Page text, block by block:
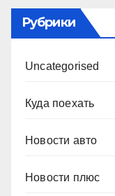
Рубрики
Uncategorised
Куда поехать
Новости авто
Новости плюс